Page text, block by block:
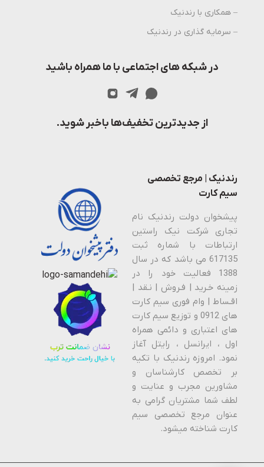
– همکاری با رندنیک
– سرمایه گذاری در رندنیک
در شبکه های اجتماعی با ما همراه باشید
از جدیدترین تخفیف‌ها باخبر شوید.
رندنیک | مرجع تخصصی
سیم کارت
پیشخوان دولت رندنیک نام
تجاری شرکت نیک راستین
ارتباطات با شماره ثبت
617135 می باشد که در سال
1388 فعالیت خود را در
زمینه خـرید | فـروش | نـقد |
اقـساط | وام فوری سیم کارت
های 0912 و توزیع سیم کارت
های اعتباری و دائمی همراه
اول ، ایرانسل ، رایتل آغاز
نمود. امروزه رندنیک با تکیه
بر تخصص کارشناسان و
مشاورین مجرب و عنایت و
لطف شما مشتریان گرامی به
عنوان مرجع تخصصی سیم
کارت شناخته میشود.